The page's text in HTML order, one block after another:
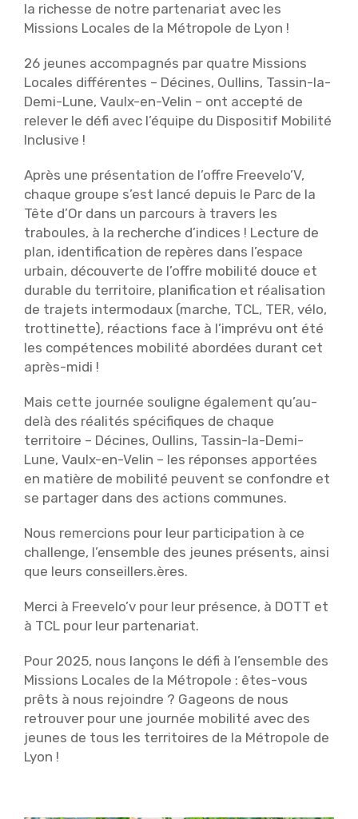
la richesse de notre partenariat avec les
Missions Locales de la Métropole de Lyon !
26 jeunes accompagnés par quatre Missions
Locales différentes – Décines, Oullins, Tassin-la-
Demi-Lune, Vaulx-en-Velin – ont accepté de
relever le défi avec l’équipe du Dispositif Mobilité
Inclusive !
Après une présentation de l’offre Freevelo’V,
chaque groupe s’est lancé depuis le Parc de la
Tête d’Or dans un parcours à travers les
traboules, à la recherche d’indices ! Lecture de
plan, identification de repères dans l’espace
urbain, découverte de l’offre mobilité douce et
durable du territoire, planification et réalisation
de trajets intermodaux (marche, TCL, TER, vélo,
trottinette), réactions face à l’imprévu ont été
les compétences mobilité abordées durant cet
après-midi !
Mais cette journée souligne également qu’au-
delà des réalités spécifiques de chaque
territoire – Décines, Oullins, Tassin-la-Demi-
Lune, Vaulx-en-Velin – les réponses apportées
en matière de mobilité peuvent se confondre et
se partager dans des actions communes.
Nous remercions pour leur participation à ce
challenge, l’ensemble des jeunes présents, ainsi
que leurs conseillers.ères.
Merci à Freevelo’v pour leur présence, à DOTT et
à TCL pour leur partenariat.
Pour 2025, nous lançons le défi à l’ensemble des
Missions Locales de la Métropole : êtes-vous
prêts à nous rejoindre ? Gageons de nous
retrouver pour une journée mobilité avec des
jeunes de tous les territoires de la Métropole de
Lyon !